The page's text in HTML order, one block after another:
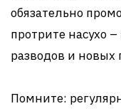
обязательно
протрите насухо
разводов и новых
Помните: